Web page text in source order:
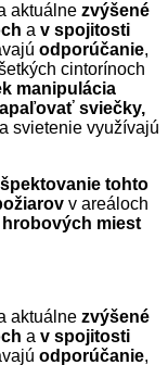
aktuálne zvýšené
a v spojitosti
odporúčanie,
cintorínoch
manipulácia
sviečky,
svietenie využívajú
tohto
v areáloch
miest
aktuálne zvýšené
a v spojitosti
odporúčanie,